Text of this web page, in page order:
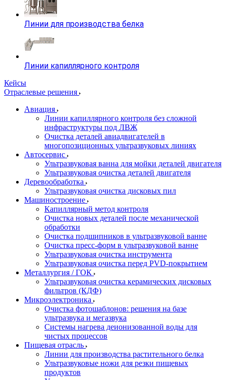
Линии для производства белка
Линии капиллярного контроля
Кейсы
Отраслевые решения
Авиация
Линии капиллярного контроля без сложной
инфраструктуры под ЛВЖ
Очистка деталей авиадвигателей в
многопозиционных ультразвуковых линиях
Автосервис
Ультразвуковая ванна для мойки деталей двигателя
Ультразвуковая очистка деталей двигателя
Деревообработка
Ультразвуковая очистка дисковых пил
Машиностроение
Капиллярный метод контроля
Очистка новых деталей после механической
обработки
Очистка подшипников в ультразвуковой ванне
Очистка пресс-форм в ультразвуковой ванне
Ультразвуковая очистка инструмента
Ультразвуковая очистка перед PVD-покрытием
Металлургия / ГОК
Ультразвуковая очистка керамических дисковых
фильтров (КДФ)
Микроэлектроника
Очистка фотошаблонов: решения на базе
ультразвука и мегазвука
Системы нагрева деионизованной воды для
чистых процессов
Пищевая отрасль
Линии для производства растительного белка
Ультразвуковые ножи для резки пищевых
продуктов